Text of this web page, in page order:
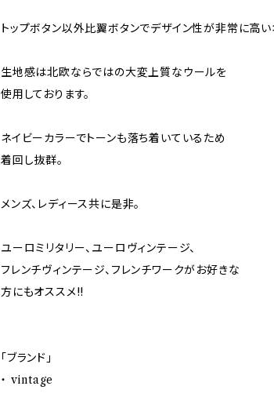
トップボタン以外比翼ボタンでデザイン性が非常に高い
生地感は北欧ならではの大変上質なウールを
使用しております。
ネイビーカラーでトーンも落ち着いているため
着回し抜群。
メンズ、レディース共に是非。
ユーロミリタリー、ユーロヴィンテージ、
フレンチヴィンテージ、フレンチワークがお好きな
方にもオススメ!!
「ブランド」
・ vintage